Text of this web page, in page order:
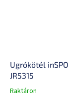
Ugrókötél
JR5315
A
Raktáron